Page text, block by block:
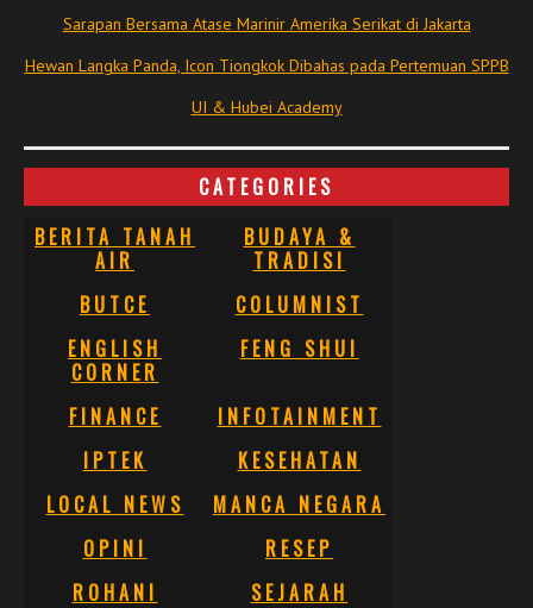
Sarapan Bersama Atase Marinir Amerika Serikat di Jakarta
Hewan Langka Panda, Icon Tiongkok Dibahas pada Pertemuan SPPB
UI & Hubei Academy
CATEGORIES
BERITA TANAH
AIR
BUDAYA &
TRADISI
BUTCE
COLUMNIST
ENGLISH
CORNER
FENG SHUI
FINANCE
INFOTAINMENT
IPTEK
KESEHATAN
LOCAL NEWS
MANCA NEGARA
OPINI
RESEP
ROHANI
SEJARAH